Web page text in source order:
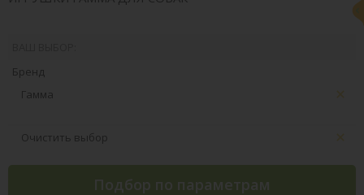
Бренд
Гамма
Очистить выбор
Подбор по параметрам